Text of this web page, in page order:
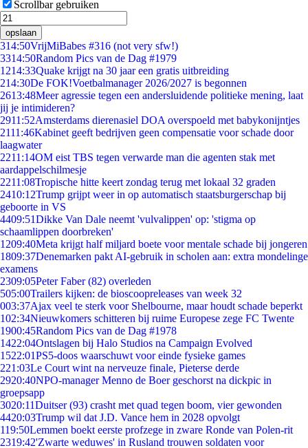
Scrollbar gebruiken
opslaan
314:50VrijMiBabes #316 (not very sfw!)
3314:50Random Pics van de Dag #1979
1214:33Quake krijgt na 30 jaar een gratis uitbreiding
214:30De FOK!Voetbalmanager 2026/2027 is begonnen
2613:48Meer agressie tegen een andersluidende politieke mening, laat
jij je intimideren?
2911:52Amsterdams dierenasiel DOA overspoeld met babykonijntjes
2111:46Kabinet geeft bedrijven geen compensatie voor schade door
laagwater
2211:14OM eist TBS tegen verwarde man die agenten stak met
aardappelschilmesje
2211:08Tropische hitte keert zondag terug met lokaal 32 graden
2410:12Trump grijpt weer in op automatisch staatsburgerschap bij
geboorte in VS
4409:51Dikke Van Dale neemt 'vulvalippen' op: 'stigma op
schaamlippen doorbreken'
1209:40Meta krijgt half miljard boete voor mentale schade bij jongeren
1809:37Denemarken pakt AI-gebruik in scholen aan: extra mondelinge
examens
2309:05Peter Faber (82) overleden
505:00Trailers kijken: de bioscoopreleases van week 32
003:37Ajax veel te sterk voor Shelbourne, maar houdt schade beperkt
102:34Nieuwkomers schitteren bij ruime Europese zege FC Twente
1900:45Random Pics van de Dag #1978
1422:04Ontslagen bij Halo Studios na Campaign Evolved
1522:01PS5-doos waarschuwt voor einde fysieke games
221:03Le Court wint na nerveuze finale, Pieterse derde
2920:40NPO-manager Menno de Boer geschorst na dickpic in
groepsapp
3020:11Duitser (93) crasht met quad tegen boom, vier gewonden
4420:03Trump wil dat J.D. Vance hem in 2028 opvolgt
119:50Lemmen boekt eerste profzege in zware Ronde van Polen-rit
2319:42'Zwarte weduwes' in Rusland trouwen soldaten voor